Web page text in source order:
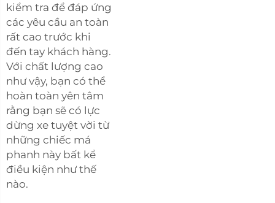
kiểm tra để đáp ứng
các yêu cầu an toàn
rất cao trước khi
đến tay khách hàng.
Với chất lượng cao
như vậy, bạn có thể
hoàn toàn yên tâm
rằng bạn sẽ có lực
dừng xe tuyệt vời từ
những chiếc má
phanh này bất kể
điều kiện như thế
nào.